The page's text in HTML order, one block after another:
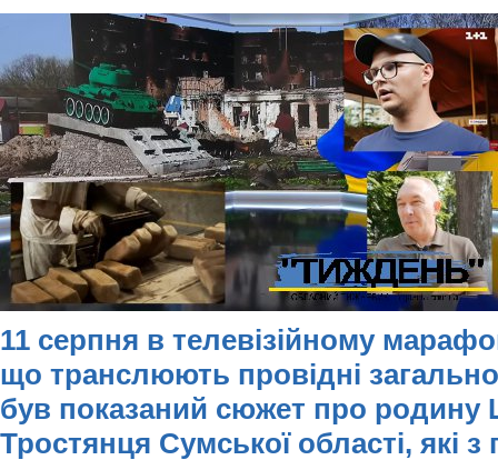
11 серпня в телевізійному
що транслюють провідні
був показаний сюжет про родину
Тростянця Сумської області, які з